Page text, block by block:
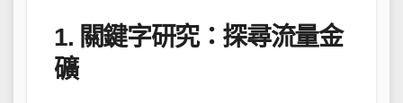
1. 關鍵字研究：探尋流量金
礦